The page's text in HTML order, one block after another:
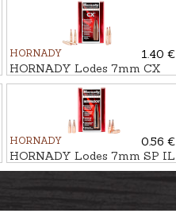
HORNADY
1.40 €
HORNADY Lodes 7mm CX
10,4g/160gr - bezsvina
HORNADY
0.56 €
HORNADY Lodes 7mm SP IL
9,0g/139gr